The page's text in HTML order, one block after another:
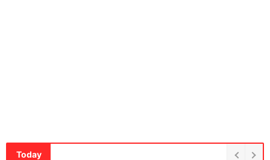
Today